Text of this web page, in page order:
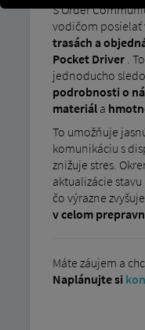
S Order
vodičom posielať
trasách a
Pocket Driver.
jednoducho
podrobnosti o
materiála
To umožňuje
komunikáciu s
znižuje stres.
aktualizácie
čo výrazne zvyšuje
v celom
Máte záujem a
Naplánujte si